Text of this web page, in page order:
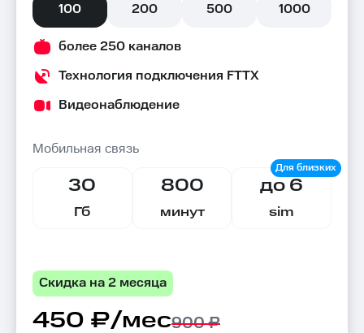
100 200 500 1000
более 250 каналов
Технология подключения FTTX
Видеонаблюдение
Мобильная связь
30
Гб
800
минут
до 6
sim
Скидка на 2 месяца
450 ₽/мес900 ₽